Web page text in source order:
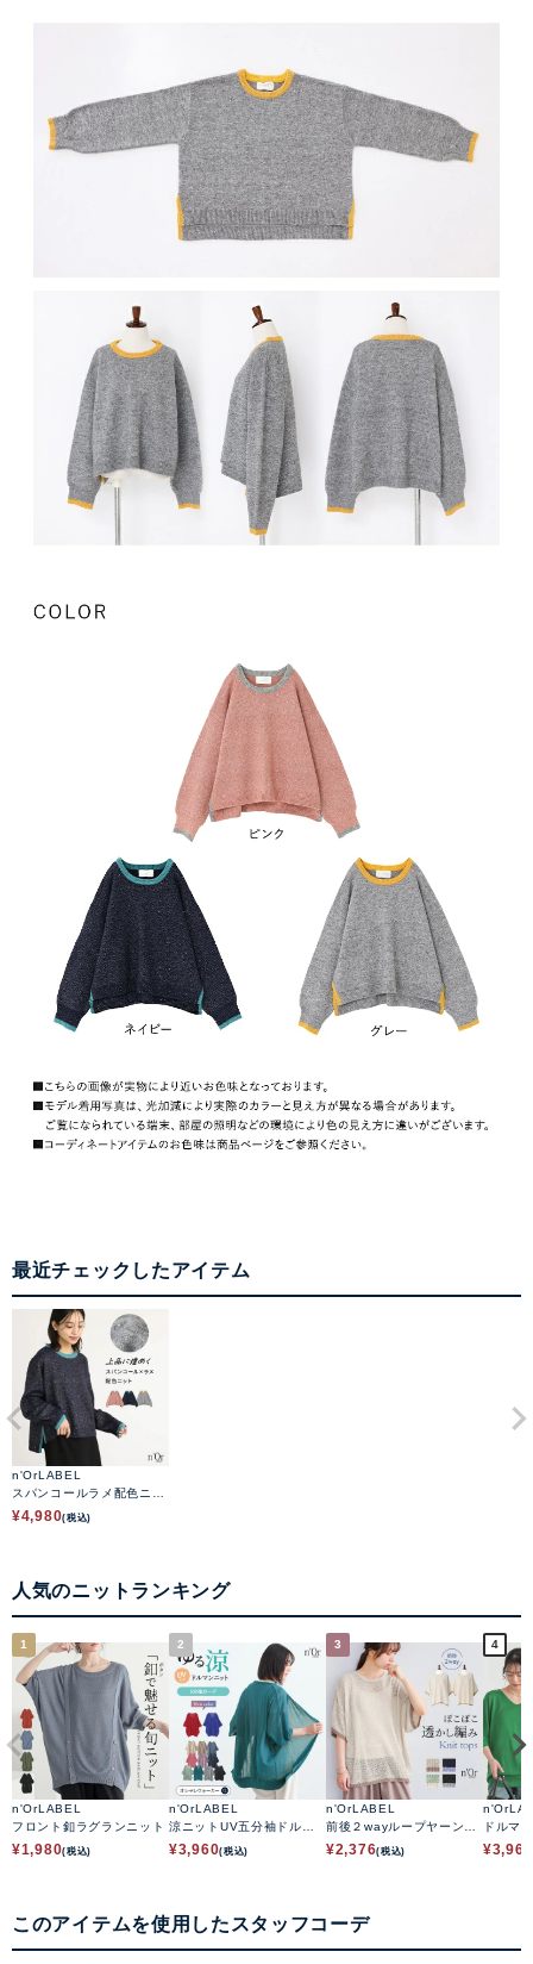
最近チェックしたアイテム
n'OrLABEL
スパンコールラメ配色ニッ
ト
¥4,980(税込)
人気のニットランキング
1
n'OrLABEL
フロント釦ラグランニット
¥1,980(税込)
2
n'OrLABEL
涼ニットUV五分袖ドルマ
ンカーディガン
¥3,960(税込)
3
n'OrLABEL
前後２wayループヤーン配
色ニット
¥2,376(税込)
4
ドルマ
¥3,960
このアイテムを使用したスタッフコーデ